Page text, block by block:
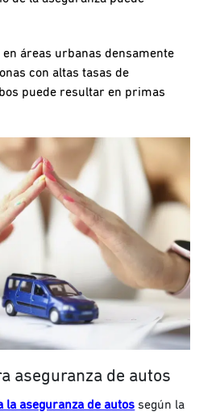
en áreas urbanas densamente
con altas tasas de
puede resultar en primas
aseguranza de autos
aseguranza de autos según la